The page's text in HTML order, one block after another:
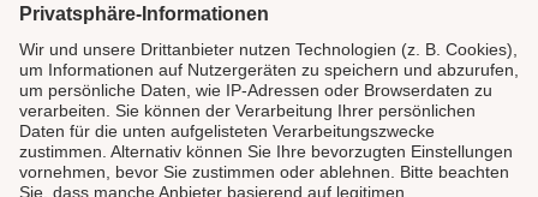
SICHER BEZAHLEN